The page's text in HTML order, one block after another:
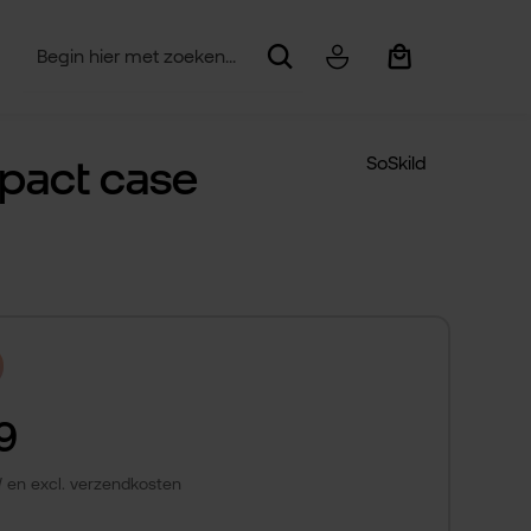
Winkelwagentje
case
SoSkild
en excl. verzendkosten